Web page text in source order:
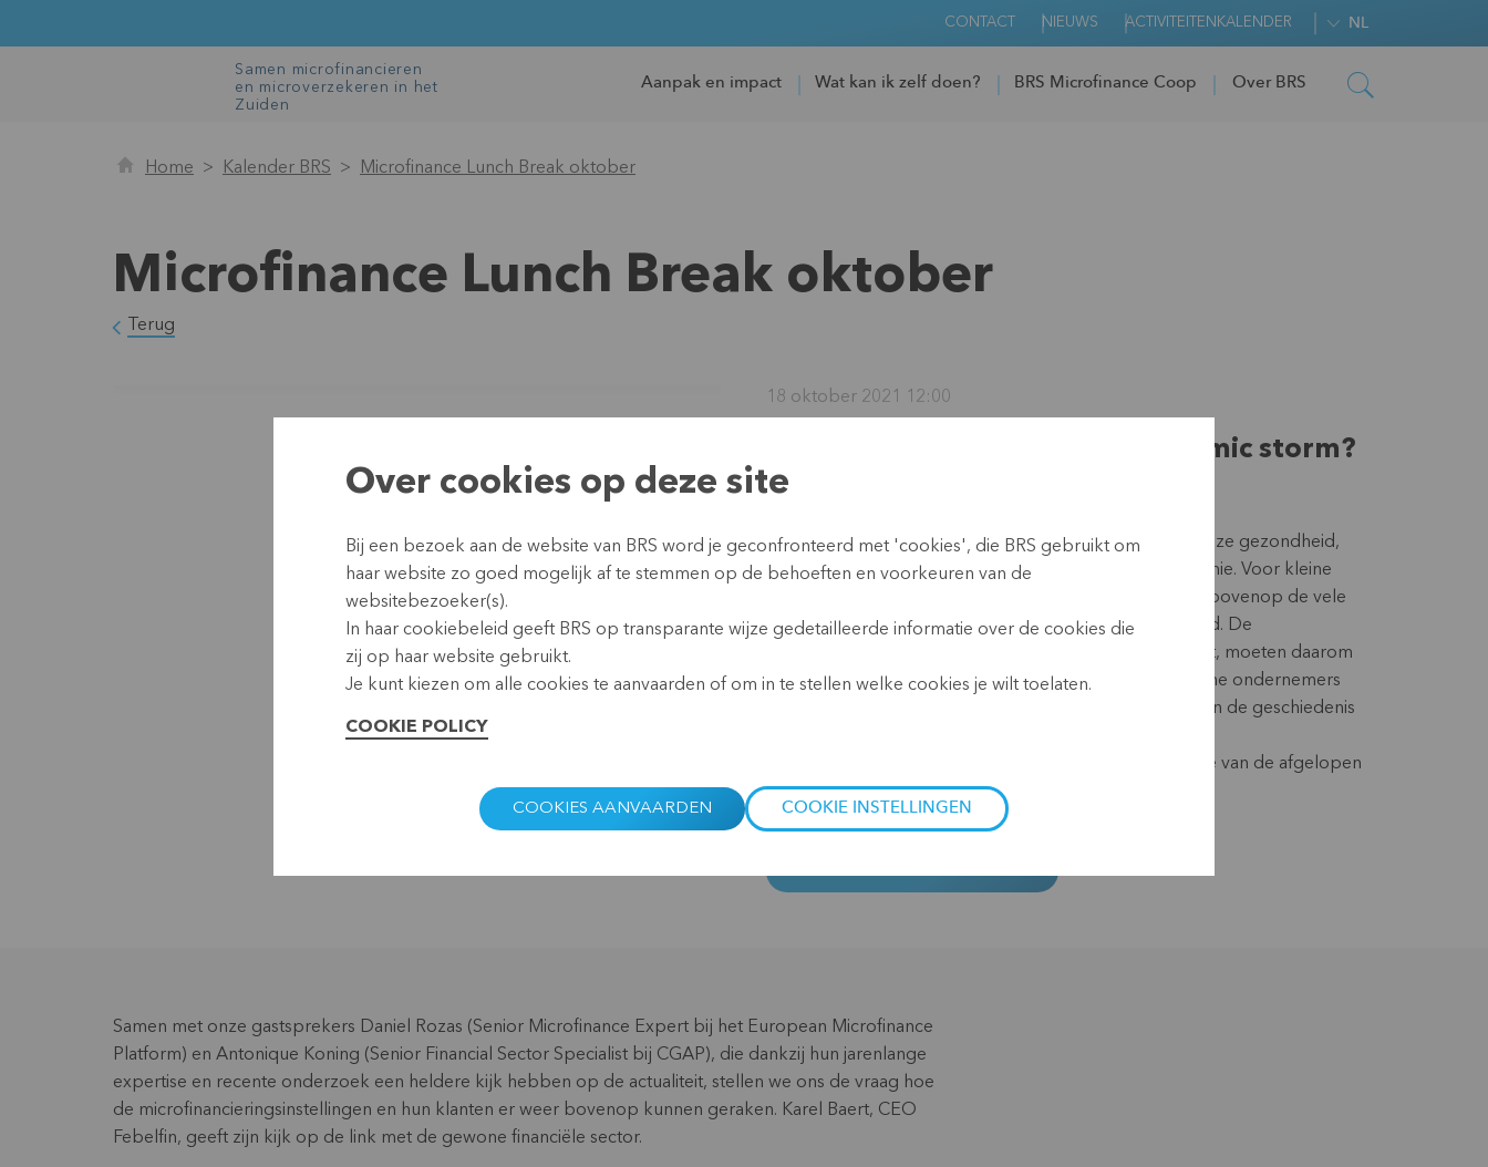
CONTACT NIEUWS ACTIVITEITENKALENDER NL
Samen microfinancieren
en microverzekeren in het
Zuiden
Aanpak en impact Wat kan ik zelf doen? BRS Microfinance Coop Over BRS
Home Kalender BRS Microfinance Lunch Break oktober
Microfinance Lunch Break oktober
Terug
18 oktober 2021 12:00
How can MFIs survive the pandemic storm?
What will the recovery look like?
De wereldwijde coronapandemie bedreigt niet enkel onze gezondheid,
maar heeft ook een aanzienlijke impact op onze economie. Voor kleine
ondernemers en boeren in het Zuiden komt deze crisis bovenop de vele
andere uitdagingen waarmee ze worden geconfronteerd. De
microfinancieringsinstellingen waarmee BRS samenwerkt, moeten daarom
op zoek naar nieuwe manieren om deze boeren en kleine ondernemers
met gepaste financiële diensten te ondersteunen. Het is in de geschiedenis
microfinancieringsinstellingen, maar echter wel de ergste van de afgelopen
50 jaar.
Samen met onze gastsprekers Daniel Rozas (Senior Microfinance Expert bij het European Microfinance
Platform) en Antonique Koning (Senior Financial Sector Specialist bij CGAP), die dankzij hun jarenlange
expertise en recente onderzoek een heldere kijk hebben op de actualiteit, stellen we ons de vraag hoe
de microfinancieringsinstellingen en hun klanten er weer bovenop kunnen geraken. Karel Baert, CEO
Febelfin, geeft zijn kijk op de link met de gewone financiële sector.
Over cookies op deze site
Bij een bezoek aan de website van BRS word je geconfronteerd met 'cookies', die BRS gebruikt om
haar website zo goed mogelijk af te stemmen op de behoeften en voorkeuren van de
websitebezoeker(s).
In haar cookiebeleid geeft BRS op transparante wijze gedetailleerde informatie over de cookies die
zij op haar website gebruikt.
Je kunt kiezen om alle cookies te aanvaarden of om in te stellen welke cookies je wilt toelaten.
COOKIE POLICY
COOKIES AANVAARDEN COOKIE INSTELLINGEN